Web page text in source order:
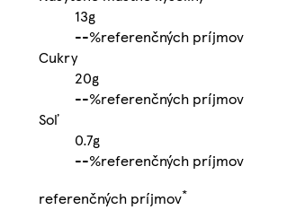
13g
--%referenčných príjmov
Cukry
20g
--%referenčných príjmov
Soľ
0.7g
--%referenčných príjmov
referenčných príjmov*